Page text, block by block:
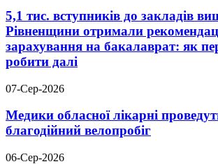
5,1 тис. вступників до закладів
Рівненщини отримали
зарахування на бакалаврат: як
робити далі
07-Сер-2026
Медики обласної лікарні
благодійний велопробіг
06-Сер-2026